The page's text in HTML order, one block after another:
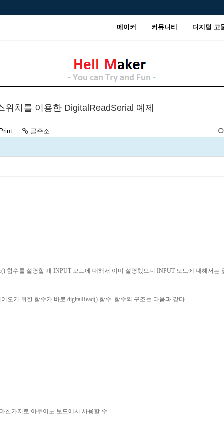
메이커 커뮤니티 디지털 고
치를 이용한 DigitalReadSerial 예제
글주소
함수를 설명할 때 INPUT 모드에 대해서 이미 설명했으니 INPUT 모드에 대해서는
오기 위한 함수가 바로 digitalRead() 함수. 함수의 구조는 다음과 같다.
찬가지로 아두이노 보드에서 사용할 수